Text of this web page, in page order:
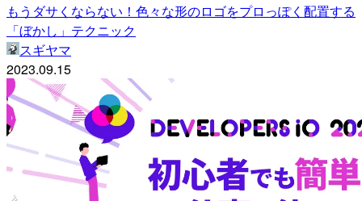
もうダサくならない！色々な形のロゴをプロっぽく配置する
「ぼかし」テクニック
スギヤマ
2023.09.15